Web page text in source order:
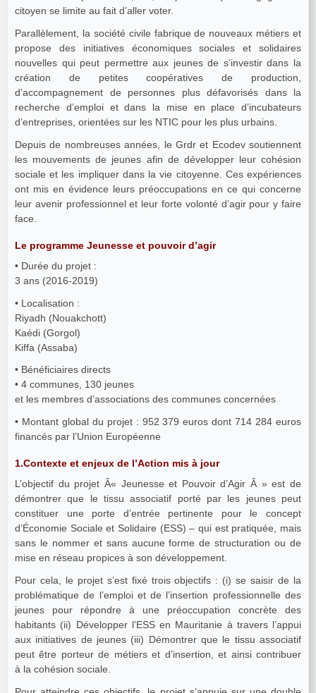
citoyen se limite au fait d’aller voter.
Parallèlement, la société civile fabrique de nouveaux métiers et
propose des initiatives économiques sociales et solidaires
nouvelles qui peut permettre aux jeunes de s’investir dans la
création de petites coopératives de production,
d’accompagnement de personnes plus défavorisés dans la
recherche d’emploi et dans la mise en place d’incubateurs
d’entreprises, orientées sur les NTIC pour les plus urbains.
Depuis de nombreuses années, le Grdr et Ecodev soutiennent
les mouvements de jeunes afin de développer leur cohésion
sociale et les impliquer dans la vie citoyenne. Ces expériences
ont mis en évidence leurs préoccupations en ce qui concerne
leur avenir professionnel et leur forte volonté d’agir pour y faire
face.
Le programme Jeunesse et pouvoir d’agir
• Durée du projet :
3 ans (2016-2019)
• Localisation :
Riyadh (Nouakchott)
Kaédi (Gorgol)
Kiffa (Assaba)
• Bénéficiaires directs
• 4 communes, 130 jeunes
et les membres d’associations des communes concernées
• Montant global du projet : 952 379 euros dont 714 284 euros
financés par l’Union Européenne
1.Contexte et enjeux de l’Action mis à jour
L’objectif du projet Â« Jeunesse et Pouvoir d’Agir Â » est de
démontrer que le tissu associatif porté par les jeunes peut
constituer une porte d’entrée pertinente pour le concept
d’Économie Sociale et Solidaire (ESS) – qui est pratiquée, mais
sans le nommer et sans aucune forme de structuration ou de
mise en réseau propices à son développement.
Pour cela, le projet s’est fixé trois objectifs : (i) se saisir de la
problématique de l’emploi et de l’insertion professionnelle des
jeunes pour répondre à une préoccupation concrète des
habitants (ii) Développer l’ESS en Mauritanie à travers l’appui
aux initiatives de jeunes (iii) Démontrer que le tissu associatif
peut être porteur de métiers et d’insertion, et ainsi contribuer
à la cohésion sociale.